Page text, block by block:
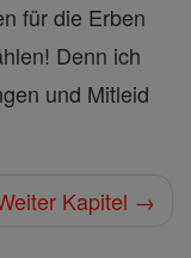
für die Erben
Denn ich
und Mitleid
Kapitel →